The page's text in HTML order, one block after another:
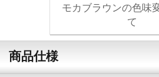
モカブラウンの色味
て
商品仕様